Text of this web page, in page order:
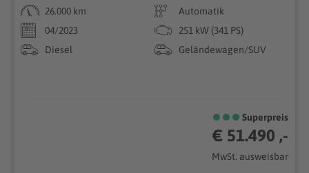
26.000 km
Automatik
04/2023
251 kW (341 PS)
Diesel
Geländewagen/SUV
Superpreis
€ 51.490 ,-
MwSt. ausweisbar